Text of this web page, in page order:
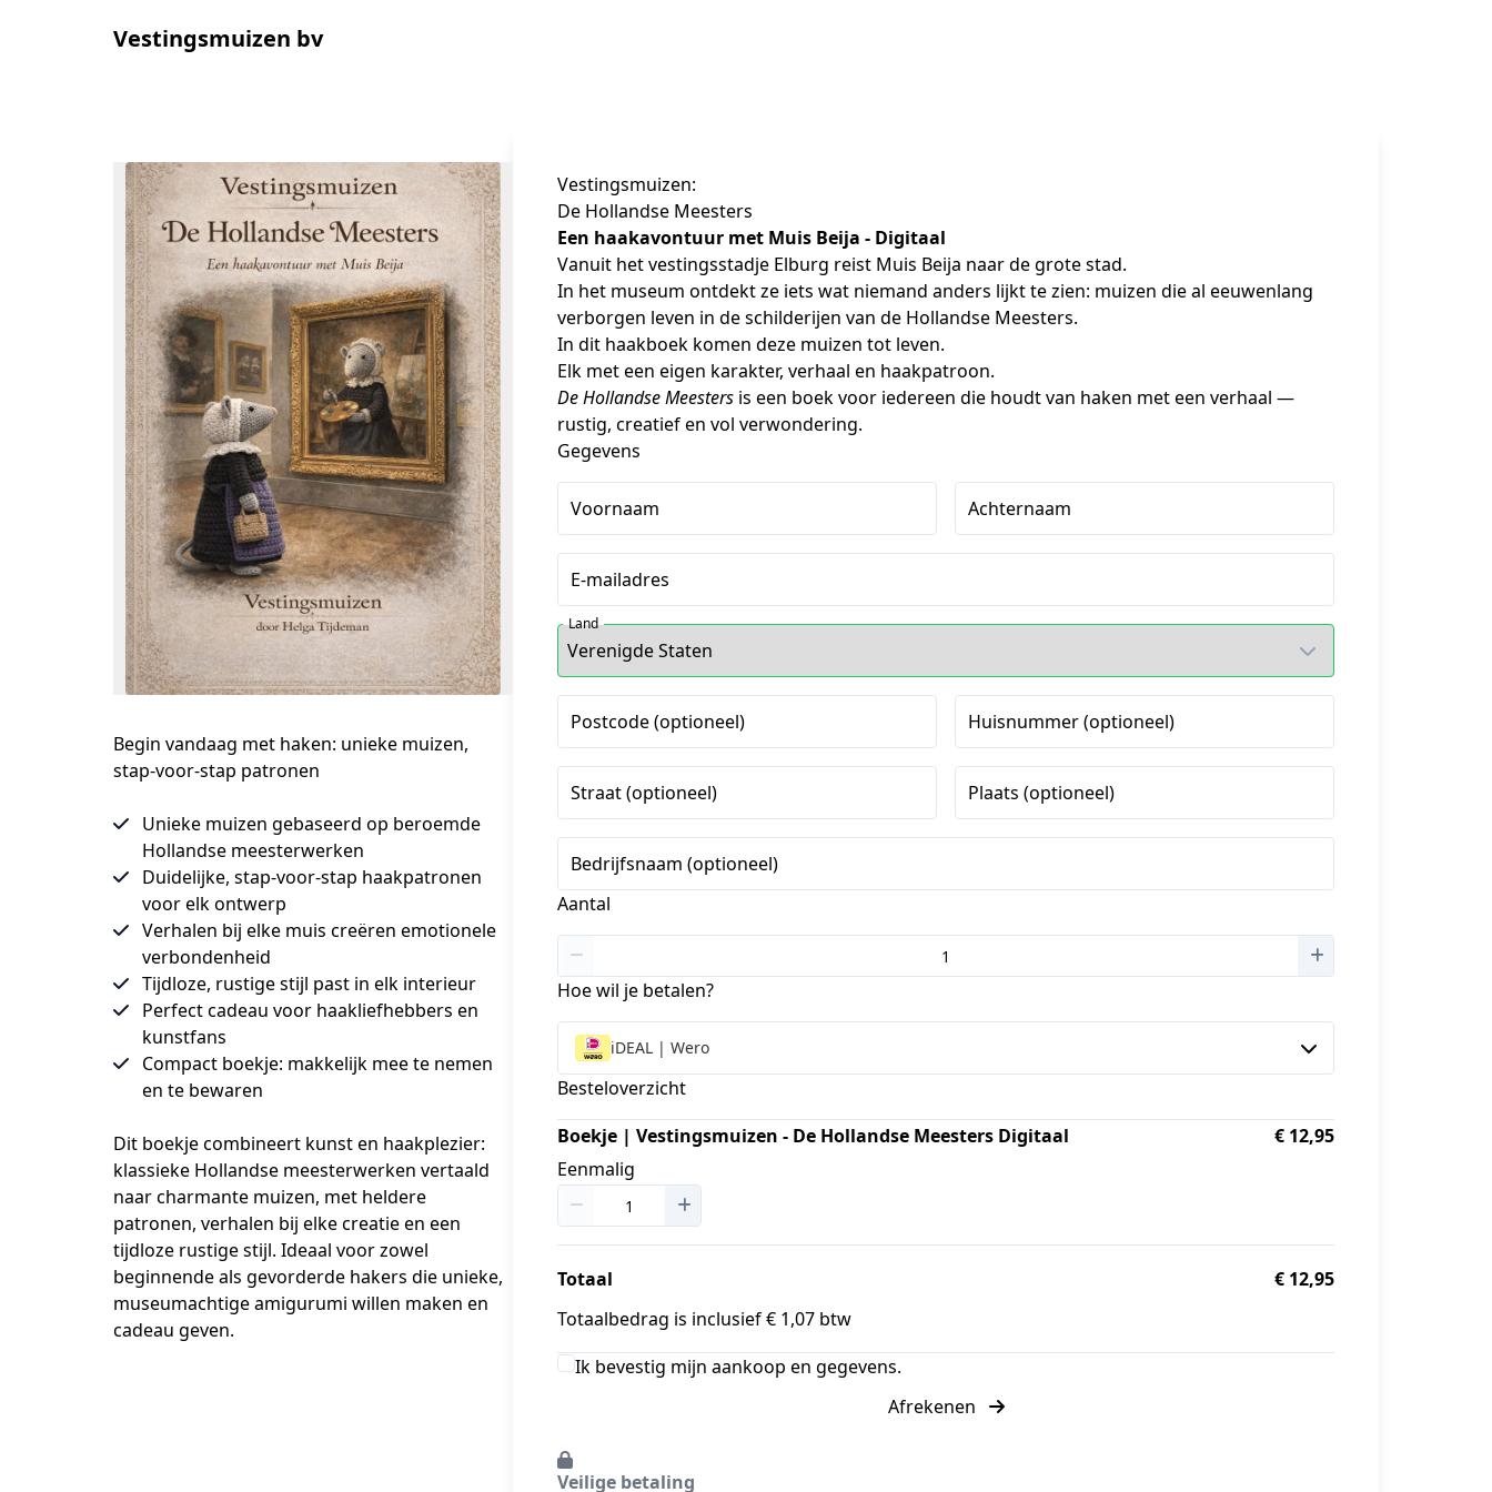
Vestingsmuizen bv
Begin vandaag met haken: unieke muizen,
stap-voor-stap patronen
Unieke muizen gebaseerd op beroemde
Hollandse meesterwerken
Duidelijke, stap-voor-stap haakpatronen
voor elk ontwerp
Verhalen bij elke muis creëren emotionele
verbondenheid
Tijdloze, rustige stijl past in elk interieur
Perfect cadeau voor haakliefhebbers en
kunstfans
Compact boekje: makkelijk mee te nemen
en te bewaren
Dit boekje combineert kunst en haakplezier:
klassieke Hollandse meesterwerken vertaald
naar charmante muizen, met heldere
patronen, verhalen bij elke creatie en een
tijdloze rustige stijl. Ideaal voor zowel
beginnende als gevorderde hakers die unieke,
museumachtige amigurumi willen maken en
cadeau geven.
Vestingsmuizen:
De Hollandse Meesters
Een haakavontuur met Muis Beija - Digitaal
Vanuit het vestingsstadje Elburg reist Muis Beija naar de grote stad.
In het museum ontdekt ze iets wat niemand anders lijkt te zien: muizen die al eeuwenlang
verborgen leven in de schilderijen van de Hollandse Meesters.
In dit haakboek komen deze muizen tot leven.
Elk met een eigen karakter, verhaal en haakpatroon.
De Hollandse Meesters is een boek voor iedereen die houdt van haken met een verhaal —
rustig, creatief en vol verwondering.
Gegevens
Voornaam Achternaam
E-mailadres
Land
Postcode (optioneel) Huisnummer (optioneel)
Straat (optioneel) Plaats (optioneel)
Bedrijfsnaam (optioneel)
Aantal
Hoe wil je betalen?
iDEAL | Wero
Besteloverzicht
Boekje | Vestingsmuizen - De Hollandse Meesters Digitaal
Eenmalig
€ 12,95
Totaal
€ 12,95
Totaalbedrag is inclusief € 1,07 btw
Ik bevestig mijn aankoop en gegevens.
Afrekenen
Veilige betaling